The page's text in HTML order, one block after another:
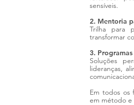
sensíveis.
2. Mentoria
Trilha para
transformar
3.
Soluções
lideranças,
Em todos os
em método e